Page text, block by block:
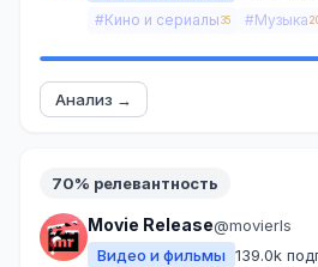
#Кино и сериалы 35 #Музыка
Анализ →
70% релевантность
Movie Release@movierls
Видео и фильмы 139.0k